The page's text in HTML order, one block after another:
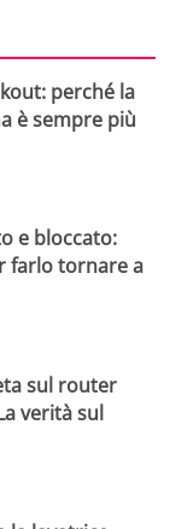
perché la
è sempre più
e bloccato:
farlo tornare a
sul router
verità sul